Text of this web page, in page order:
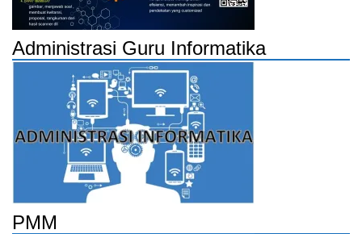
Administrasi Guru Informatika
PMM